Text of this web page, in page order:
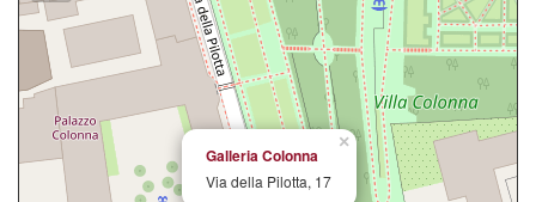
×
Galleria Colonna
Via della Pilotta, 17